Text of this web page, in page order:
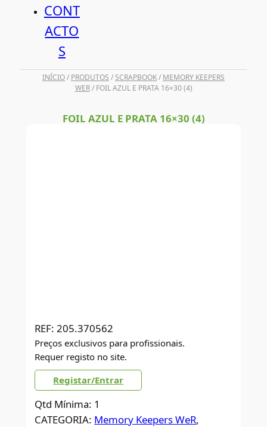
CONT
ACTO
S
INÍCIO/ PRODUTOS /SCRAPBOOK/ MEMORY KEEPERS
WER/ FOIL AZUL E PRATA 16×30 (4)
FOIL AZUL E PRATA 16×30 (4)
REF: 205.370562
Preços exclusivos para profissionais.
Requer registo no site.
Registar/Entrar
Qtd Mínima: 1
CATEGORIA: Memory Keepers WeR